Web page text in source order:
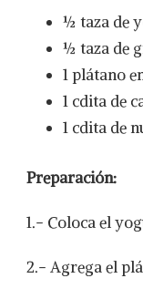
½ taza de
½ taza de
1 plátano
1 cdita de
1 cdita de
Preparación:
1.- Coloca el
2.- Agrega el